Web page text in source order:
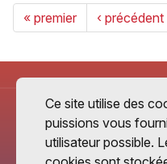
« premier ‹ précédent
Ce site utilise des
puissions vous
utilisateur possible.